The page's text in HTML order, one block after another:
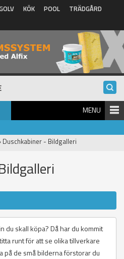
KÖK POOL
TRÄDGÅRD
MENU
Duschkabiner - Bildgalleri
du skall köpa? Då har du kommit
runt för att se olika tillverkare
på de små bilderna förstorar du